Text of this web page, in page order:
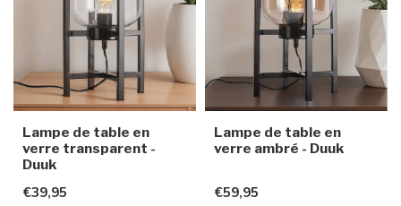
Lampe de table en
verre transparent -
Duuk
€39,95
Lampe de table en
verre ambré - Duuk
€59,95